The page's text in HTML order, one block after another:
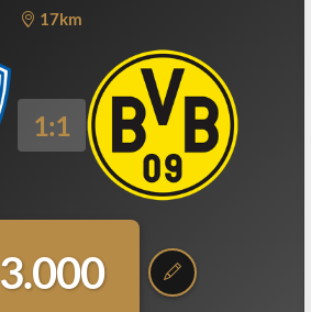
17km
1:1
3.000